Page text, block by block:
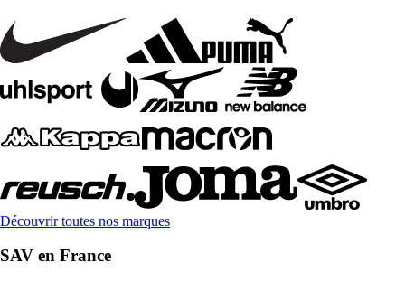
Découvrir toutes nos marques
SAV en France